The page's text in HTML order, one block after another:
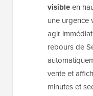
visibleen
une urgence
agir
rebours de
vente et
minutes et